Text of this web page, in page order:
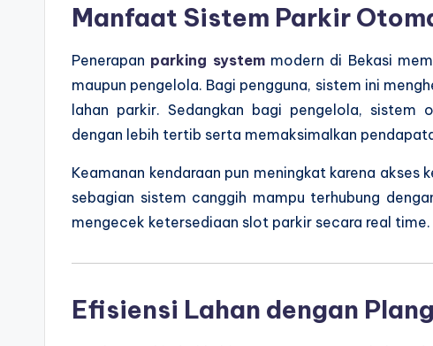
Manfaat Sistem Parkir
Penerapan parking systemmodern di Bekasi
maupun pengelola. Bagi pengguna, sistem ini
lahan parkir. Sedangkan bagi pengelola, sistem
dengan lebih tertib serta memaksimalkan
Keamanan kendaraan pun meningkat karena
sebagian sistem canggih mampu terhubung
mengecek ketersediaan slot parkir secara real time.
Efisiensi Lahan dengan